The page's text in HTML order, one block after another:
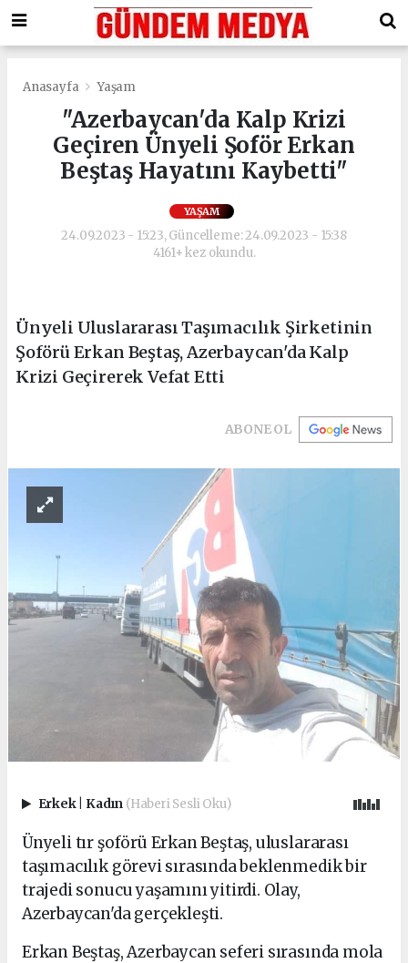
Anasayfa Yaşam
"Azerbaycan'da Kalp Krizi
Geçiren Ünyeli Şoför Erkan
Beştaş Hayatını Kaybetti"
YAŞAM
24.09.2023 - 15:23, Güncelleme: 24.09.2023 - 15:38
4161+ kez okundu.
Ünyeli Uluslararası Taşımacılık Şirketinin
Şoförü Erkan Beştaş, Azerbaycan'da Kalp
Krizi Geçirerek Vefat Etti
ABONE OL
Erkek Kadın (Haberi Sesli Oku)
Ünyeli tır şoförü Erkan Beştaş, uluslararası
taşımacılık görevi sırasında beklenmedik bir
trajedi sonucu yaşamını yitirdi. Olay,
Azerbaycan'da gerçekleşti.
Erkan Beştaş, Azerbaycan seferi sırasında mola